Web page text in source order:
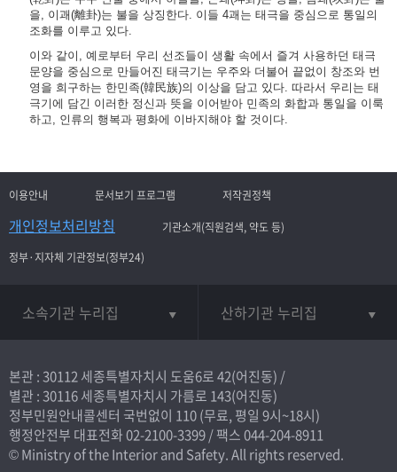
을, 이괘(離卦)는 불을 상징한다. 이들 4괘는 태극을 중심으로 통일의
조화를 이루고 있다.
이와 같이, 예로부터 우리 선조들이 생활 속에서 즐겨 사용하던 태극
문양을 중심으로 만들어진 태극기는 우주와 더불어 끝없이 창조와 번
영을 희구하는 한민족(韓民族)의 이상을 담고 있다. 따라서 우리는 태
극기에 담긴 이러한 정신과 뜻을 이어받아 민족의 화합과 통일을 이룩
하고, 인류의 행복과 평화에 이바지해야 할 것이다.
이용안내 문서보기 프로그램 저작권정책
개인정보처리방침
기관소개(직원검색, 약도 등)
정부·지자체 기관정보(정부24)
소속기관 누리집 산하기관 누리집
본관 : 30112 세종특별자치시 도움6로 42(어진동) /
별관 : 30116 세종특별자치시 가름로 143(어진동)
정부민원안내콜센터 국번없이 110(무료, 평일 9시~18시)
행정안전부 대표전화02-2100-3399/ 팩스 044-204-8911
© Ministry of the Interior and Safety. All rights reserved.